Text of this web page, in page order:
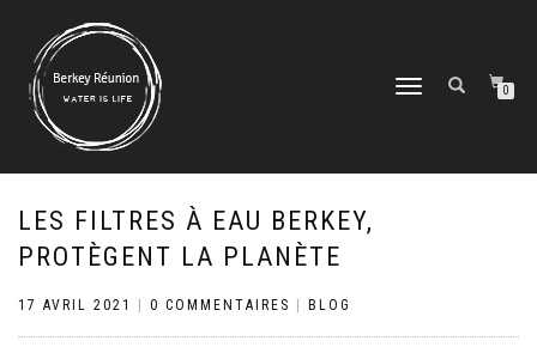
DÉPLIER/REPLIER
0
LES FILTRES À EAU BERKEY,
PROTÈGENT LA PLANÈTE
17 AVRIL 2021 0 COMMENTAIRES BLOG